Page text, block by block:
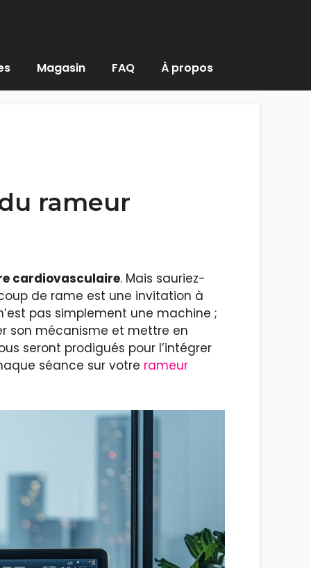
Magasin FAQ À propos
rameur
cardiovasculaire. Mais sauriez-
de rame est une invitation à
pas simplement une machine ;
son mécanisme et mettre en
seront prodigués pour l’intégrer
séance sur votre rameur